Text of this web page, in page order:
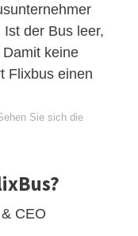
der Bus leer,
keine
Flixbus einen
Sie sich die
CEO